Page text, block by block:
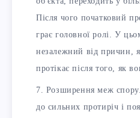
Після чого початковий
грає головної ролі. У
незалежний від причин,
протікає після того, як
Розширення меж
до сильних протиріч і